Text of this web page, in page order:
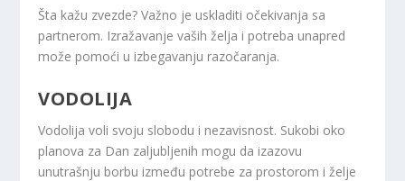
Šta kažu zvezde? Važno je uskladiti očekivanja sa
partnerom. Izražavanje vaših želja i potreba unapred
može pomoći u izbegavanju razočaranja.
VODOLIJA
Vodolija voli svoju slobodu i nezavisnost. Sukobi oko
planova za Dan zaljubljenih mogu da izazovu
unutrašnju borbu između potrebe za prostorom i želje